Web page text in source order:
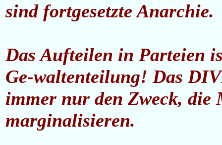
sind fortgesetzte Anarchie.
Das Aufteilen in Parteien
Ge-waltenteilung! Das
immer nur den Zweck, die
marginalisieren.